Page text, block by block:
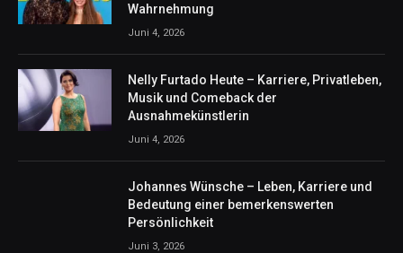
Wahrnehmung
Juni 4, 2026
Nelly Furtado Heute – Karriere, Privatleben,
Musik und Comeback der
Ausnahmekünstlerin
Juni 4, 2026
Johannes Wünsche – Leben, Karriere und
Bedeutung einer bemerkenswerten
Persönlichkeit
Juni 3, 2026